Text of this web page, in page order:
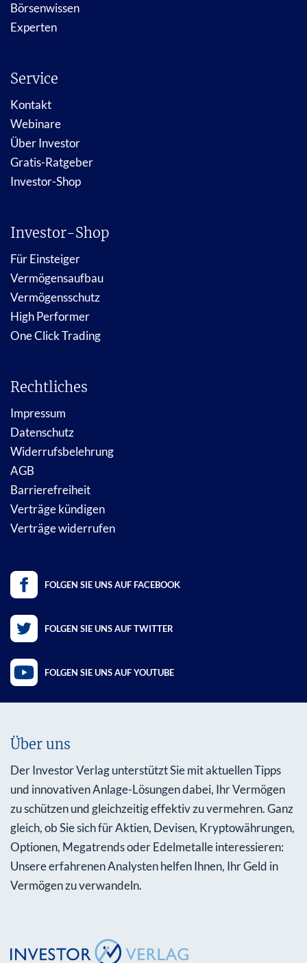
Börsenwissen
Experten
Service
Kontakt
Webinare
Über Investor
Gratis-Ratgeber
Investor-Shop
Investor-Shop
Für Einsteiger
Vermögensaufbau
Vermögensschutz
High Performer
One Click Trading
Rechtliches
Impressum
Datenschutz
Widerrufsbelehrung
AGB
Barrierefreiheit
Verträge kündigen
Verträge widerrufen
FOLGEN SIE UNS AUF FACEBOOK
FOLGEN SIE UNS AUF TWITTER
FOLGEN SIE UNS AUF YOUTUBE
Über uns
Der Investor Verlag unterstützt Sie mit aktuellen Tipps
und innovativen Anlage-Lösungen dabei, Ihr Vermögen
zu schützen und gleichzeitig effektiv zu vermehren. Ganz
gleich, ob Sie sich für Aktien, Devisen, Kryptowährungen,
Optionen, Megatrends oder Edelmetalle interessieren:
Unsere erfahrenen Analysten helfen Ihnen, Ihr Geld in
Vermögen zu verwandeln.